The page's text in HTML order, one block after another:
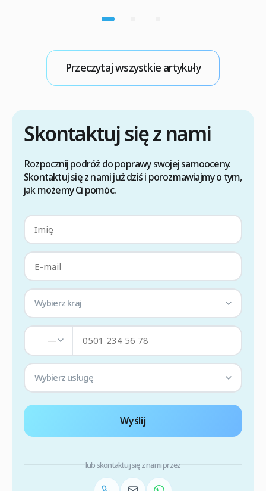
głowy pomaga zminimalizować obrzęk,
uszkodzeniu delikatnych cebulek włosowych
oraz wspiera prawidłową integrację
przeszczepów z nowym miejscem. Kluczowe
utrzymanie głowy w podwyższonej pozycji. […]
Przeczytaj wszystkie artykuły
Skontaktuj się z nami
Rozpocznij podróż do poprawy swojej samooceny.
Skontaktuj się z nami już dziś i porozmawiajmy o tym,
jak możemy Ci pomóc.
Wybierz kraj
—
Wybierz usługę
Wyślij
lub skontaktuj się z nami przez